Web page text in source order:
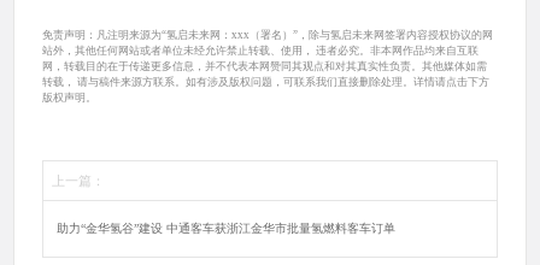
免责声明：凡注明来源为“氢启未来网：xxx（署名）”，除与氢启未来网签署内容授权协议的网
站外，其他任何网站或者单位未经允许禁止转载、使用， 违者必究。非本网作品均来自互联
网，转载目的在于传递更多信息，并不代表本网赞同其观点和对其真实性负责。其他媒体如需
转载， 请与稿件来源方联系。如有涉及版权问题，可联系我们直接删除处理。详情请点击下方
版权声明。
上一篇：
助力“金华氢谷”建设 中通客车获浙江金华市批量氢燃料客车订单